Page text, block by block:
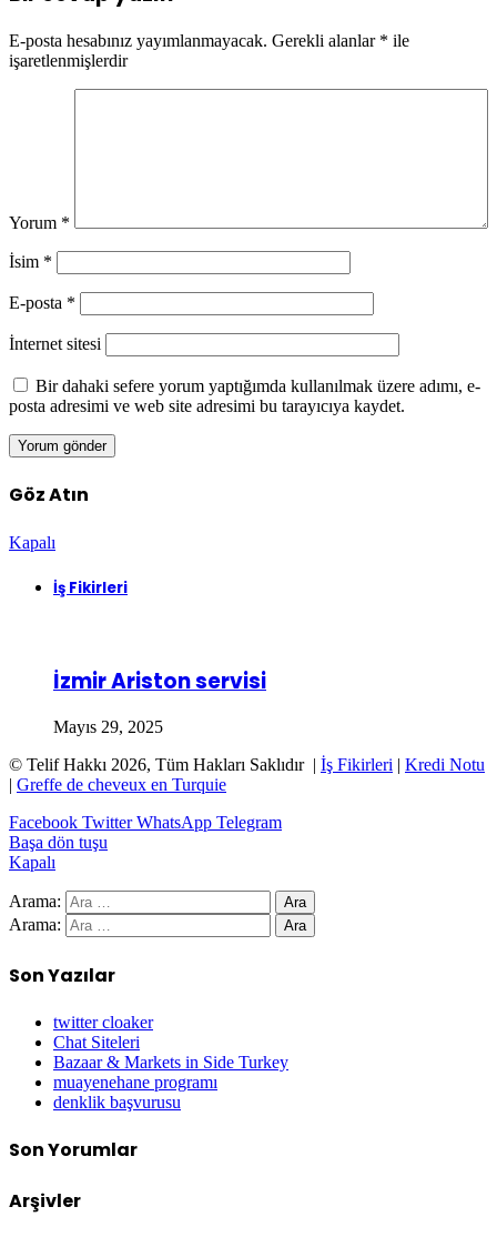
E-posta hesabınız yayımlanmayacak. Gerekli alanlar * ile
işaretlenmişlerdir
Yorum *
İsim *
E-posta *
İnternet sitesi
Bir dahaki sefere yorum yaptığımda kullanılmak üzere adımı, e-
posta adresimi ve web site adresimi bu tarayıcıya kaydet.
Göz Atın
Kapalı
İş Fikirleri
İzmir Ariston servisi
Mayıs 29, 2025
© Telif Hakkı 2026, Tüm Hakları Saklıdır | İş Fikirleri | Kredi Notu
| Greffe de cheveux en Turquie
Facebook Twitter WhatsApp Telegram
Başa dön tuşu
Kapalı
Arama:
Arama:
Son Yazılar
twitter cloaker
Chat Siteleri
Bazaar & Markets in Side Turkey
muayenehane programı
denklik başvurusu
Son Yorumlar
Arşivler